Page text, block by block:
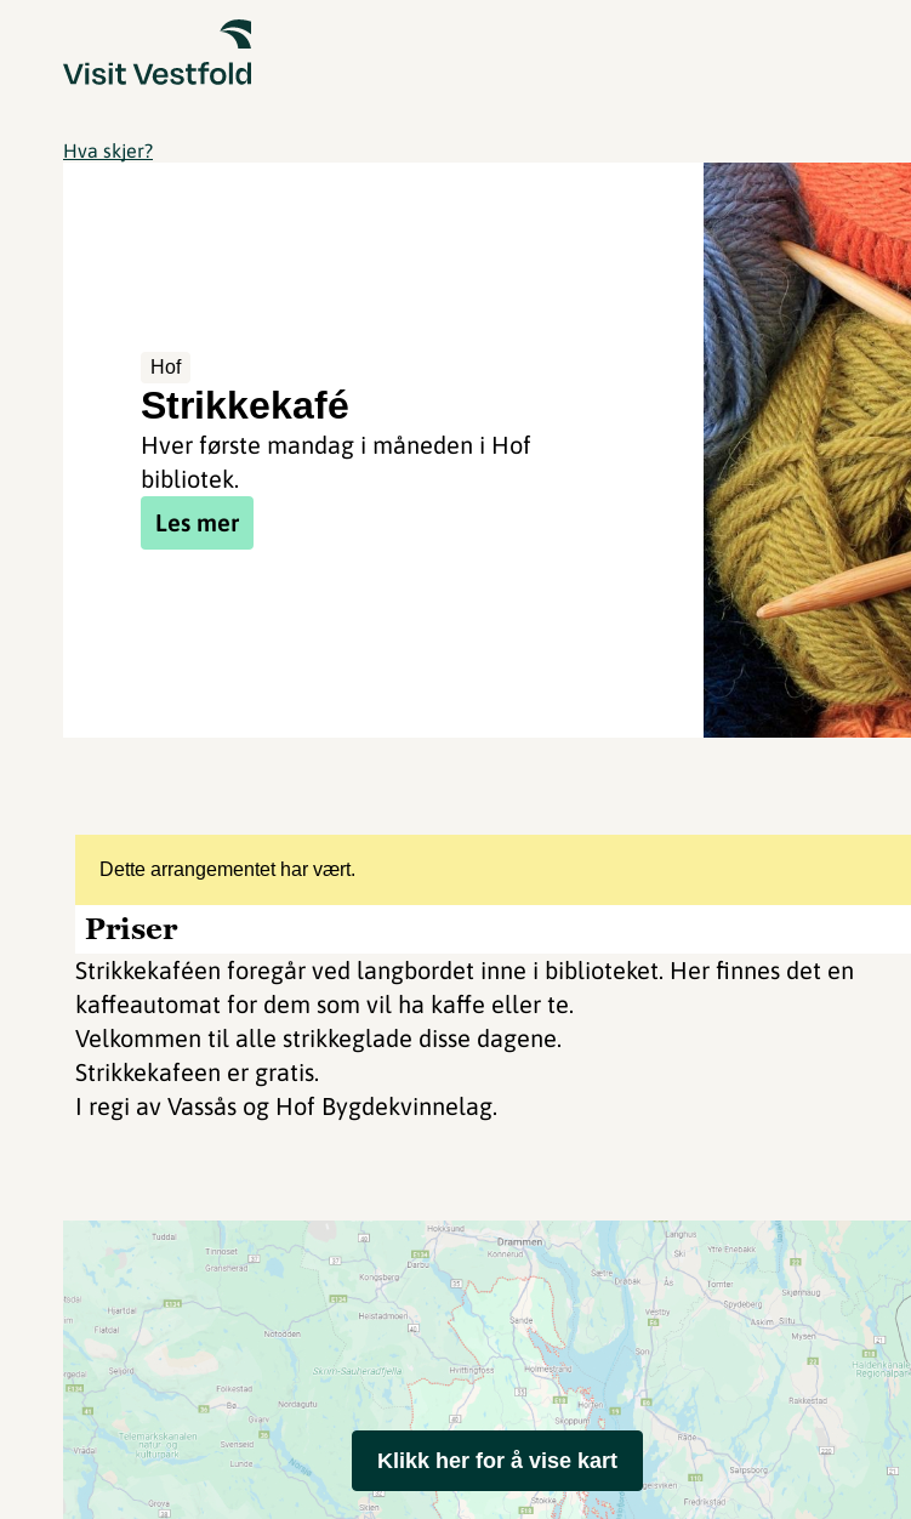
Hva skjer?
Hof
Strikkekafé
Hver første mandag i måneden i Hof
bibliotek.
Les mer
Dette arrangementet har vært.
Priser
Strikkekaféen foregår ved langbordet inne i biblioteket. Her finnes det en
kaffeautomat for dem som vil ha kaffe eller te.
Velkommen til alle strikkeglade disse dagene.
Strikkekafeen er gratis.
I regi av Vassås og Hof Bygdekvinnelag.
Klikk her for å vise kart